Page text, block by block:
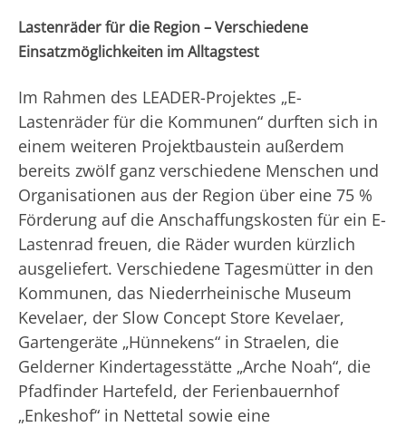
Lastenräder für die Region – Verschiedene
Einsatzmöglichkeiten im Alltagstest
Im Rahmen des LEADER-Projektes „E-
Lastenräder für die Kommunen“ durften sich in
einem weiteren Projektbaustein außerdem
bereits zwölf ganz verschiedene Menschen und
Organisationen aus der Region über eine 75 %
Förderung auf die Anschaffungskosten für ein E-
Lastenrad freuen, die Räder wurden kürzlich
ausgeliefert. Verschiedene Tagesmütter in den
Kommunen, das Niederrheinische Museum
Kevelaer, der Slow Concept Store Kevelaer,
Gartengeräte „Hünnekens“ in Straelen, die
Gelderner Kindertagesstätte „Arche Noah“, die
Pfadfinder Hartefeld, der Ferienbauernhof
„Enkeshof“ in Nettetal sowie eine